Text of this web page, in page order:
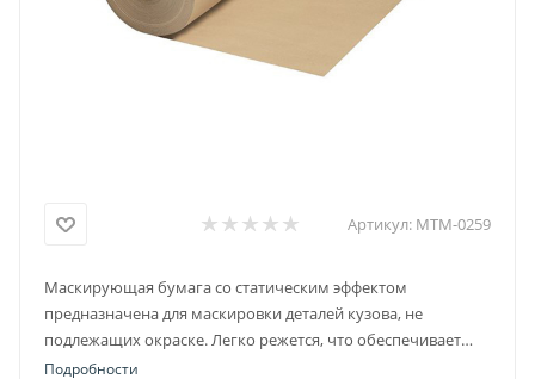
Артикул: MTM-0259
Маскирующая бумага со статическим эффектом
предназначена для маскировки деталей кузова, не
подлежащих окраске. Легко режется, что обеспечивает
быстрый процесс маскирования.
Подробности